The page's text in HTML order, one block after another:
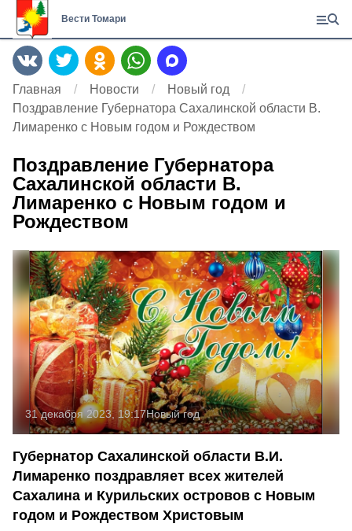
Вести Томари
Главная Новости
Новый год
Поздравление Губернатора Сахалинской области В.
Лимаренко с Новым годом и Рождеством
Поздравление Губернатора
Сахалинской области В.
Лимаренко с Новым годом и
Рождеством
31 декабря 2023, 19:17Новый год
Губернатор Сахалинской области В.И.
Лимаренко поздравляет всех жителей
Сахалина и Курильских островов с Новым
годом и Рождеством Христовым